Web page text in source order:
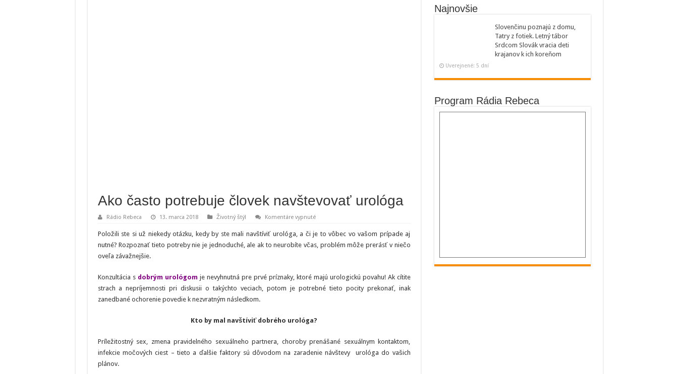
Ako často potrebuje človek navštevovať urológa
Rádio Rebeca 13. marca 2018 Životný štýl Komentáre vypnuténa
potrebuje
človek
navštevovať
Položili ste si už niekedy otázku, kedy by ste mali navštíviť urológa, a či je to vôbec vo vašom prípade aj
nutné? Rozpoznať tieto potreby nie je jednoduché, ale ak to neurobíte včas, problém môže prerásť v niečo
oveľa závažnejšie.
Konzultácia s dobrým urológom je nevyhnutná pre prvé príznaky, ktoré majú urologickú povahu! Ak cítite
strach a nepríjemnosti pri diskusii o takýchto veciach, potom je potrebné tieto pocity prekonať, inak
zanedbané ochorenie povedie k nezvratným následkom.
Kto by mal navštíviť dobrého urológa?
Príležitostný sex, zmena pravidelného sexuálneho partnera, choroby prenášané sexuálnym kontaktom,
infekcie močových ciest – tieto a ďalšie faktory sú dôvodom na zaradenie návštevy urológa do vašich
plánov.
Najnovšie
Slovenčinu poznajú z domu,
Tatry z fotiek. Letný tábor
Srdcom Slovák vracia deti
krajanov k ich koreňom
Uverejnené: 5 dní
Program Rádia Rebeca